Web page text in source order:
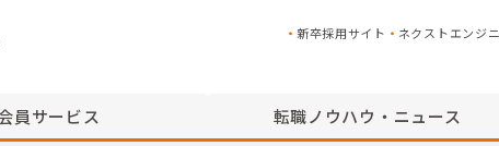
新卒採用サイト ネクストエンジ
員サービス 転職ノウハウ・ニュース